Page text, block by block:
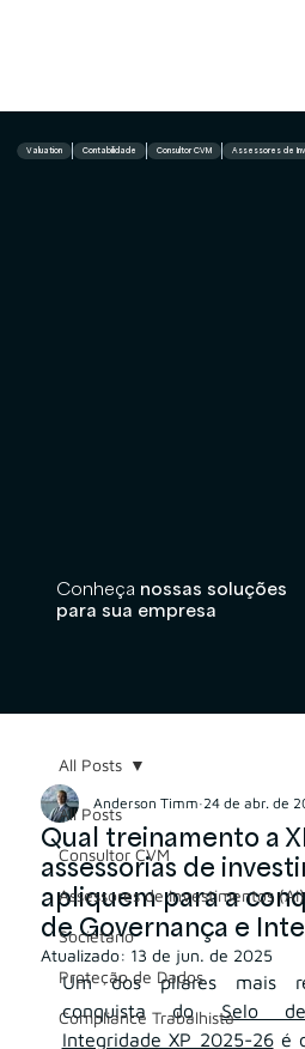
Conheça nossas soluções
para sua empresa
Valuation Contabilidade Consultor CVM Assessores de
All Posts
Consultor CVM
Assessores de Investimentos (AI)
Societário
Proteção de Dados
Compliance Trabalhista
All Posts
Qual treinamento a
assessorias de
apliquem para a
de Governança e
Anderson Timm 24 de abr. de
Atualizado: 13 de jun. de 2025
Um dos pilares mais
conquista do Selo
Integridade XP 2025-26 é